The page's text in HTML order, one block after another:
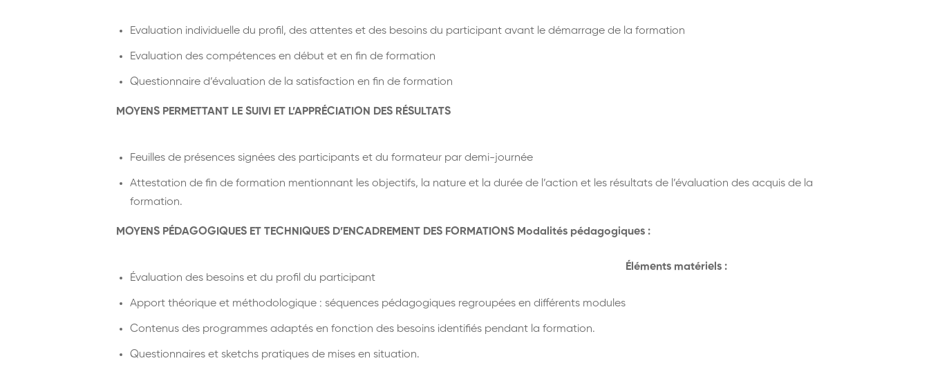
Evaluation individuelle du profil, des attentes et des besoins du participant avant le démarrage de la formation
Evaluation des compétences en début et en fin de formation
Questionnaire d’évaluation de la satisfaction en fin de formation
MOYENS PERMETTANT LE SUIVI ET L’APPRÉCIATION DES RÉSULTATS
Feuilles de présences signées des participants et du formateur par demi-journée
Attestation de fin de formation mentionnant les objectifs, la nature et la durée de l’action et les résultats de l’évaluation des acquis de la
formation.
MOYENS PÉDAGOGIQUES ET TECHNIQUES D’ENCADREMENT DES FORMATIONS Modalités pédagogiques :
Évaluation des besoins et du profil du participant
Apport théorique et méthodologique : séquences pédagogiques regroupées en différents modules
Contenus des programmes adaptés en fonction des besoins identifiés pendant la formation.
Questionnaires et sketchs pratiques de mises en situation.
Éléments matériels :